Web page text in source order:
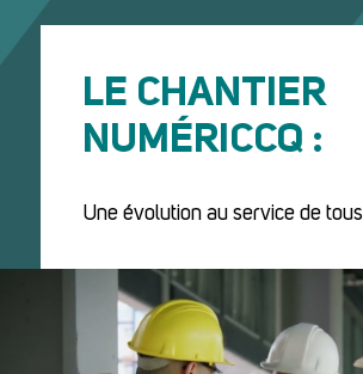
LE CHANTIER
NUMÉRICCQ :
Une évolution au service de tous